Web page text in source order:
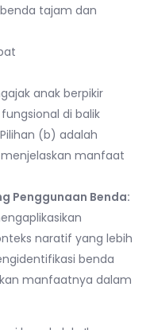
tajam dan
anak berpikir
di balik
(b) adalah
manfaat
Penggunaan Benda:
naratif yang lebih
benda
manfaatnya dalam